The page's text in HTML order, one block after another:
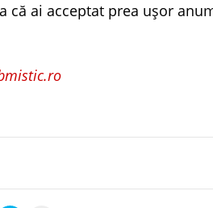
că ai acceptat prea ușor